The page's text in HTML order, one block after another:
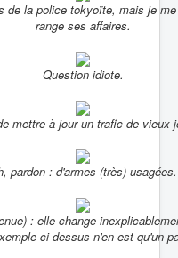
de la police tokyoïte, mais je
range ses affaires.
Question idiote.
mettre à jour un trafic de vieux
pardon : d'armes (très) usagées.
: elle change
ci-dessus n'en est qu'un